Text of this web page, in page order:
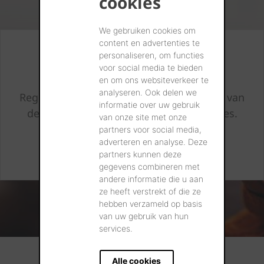
We gebruiken cookies om
content en advertenties te
personaliseren, om functies
voor social media te bieden
en om ons websiteverkeer te
analyseren. Ook delen we
informatie over uw gebruik
van onze site met onze
partners voor social media,
adverteren en analyse. Deze
partners kunnen deze
gegevens combineren met
andere informatie die u aan
ze heeft verstrekt of die ze
hebben verzameld op basis
van uw gebruik van hun
services.
Alle cookies
Altijd op de hoogte
Registreer en we houden u op de hoogte van
de laatste nieuwtjes en bijkomend advies.
IK SCHRIJF MIJ IN